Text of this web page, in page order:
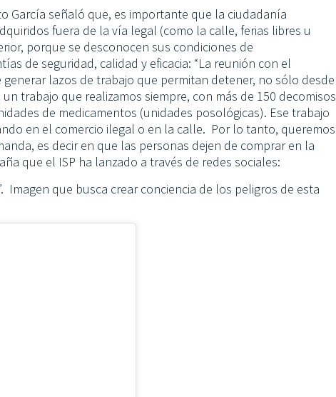
García señaló que, es importante que la ciudadanía
fuera de la vía legal (como la calle, ferias libres u
porque se desconocen sus condiciones de
de seguridad, calidad y eficacia: “La reunión con el
lazos de trabajo que permitan detener, no sólo desde
trabajo que realizamos siempre, con más de 150 decomisos
de medicamentos (unidades posológicas). Ese trabajo
en el comercio ilegal o en la calle. Por lo tanto, queremos
es decir en que las personas dejen de comprar en la
que el ISP ha lanzado a través de redes sociales:
Imagen que busca crear conciencia de los peligros de esta